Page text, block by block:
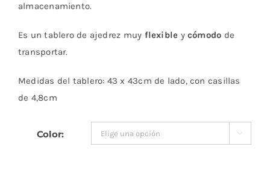
almacenamiento.
Es un tablero de ajedrez muy flexible ycómodo de
transportar.
Medidas del tablero: 43 x 43cm de lado, con casillas
de 4,8cm
Color: 